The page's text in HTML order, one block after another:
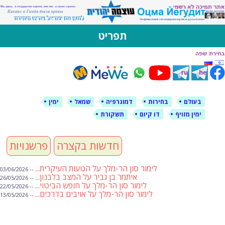
לימין עוצמה יהודית
אתר תמיכה ברוסית ובעברית
תפריט
דילוג
לתוכן
בעולם בחירות דמוגרפיה שמאל
ימין
ימין מזויף
דו קיום תשקורת
פרשנויות חדשות בקצרה
לימור סון הר-מלך על הטעות העיקרית... -- 03/06/2026
איתמר בן גביר על המצב בלבנון... -- 26/05/2026
לימור סון הר-מלך על חופש הביטוי... -- 22/05/2026
לימור סון הר-מלך על אויבים בדרכים... -- 13/05/2026
שבועת אמונים לדעאש